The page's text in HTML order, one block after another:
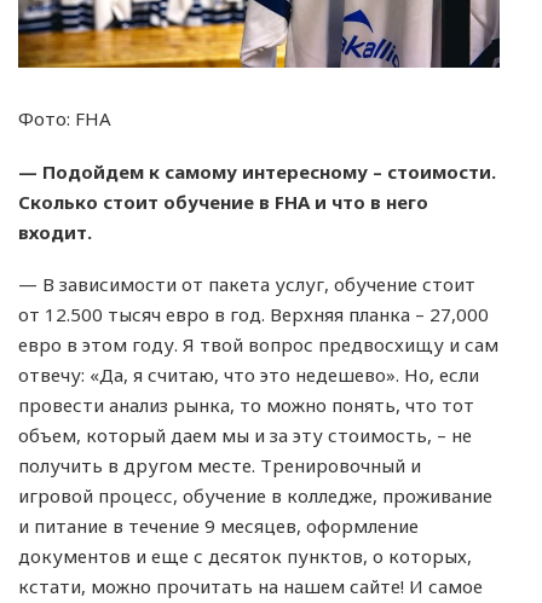
Фото: FHA
— Подойдем к самому интересному – стоимости.
Сколько стоит обучение в FHA и что в него
входит.
— В зависимости от пакета услуг, обучение стоит
от 12.500 тысяч евро в год. Верхняя планка – 27,000
евро в этом году. Я твой вопрос предвосхищу и сам
отвечу: «Да, я считаю, что это недешево». Но, если
провести анализ рынка, то можно понять, что тот
объем, который даем мы и за эту стоимость, – не
получить в другом месте. Тренировочный и
игровой процесс, обучение в колледже, проживание
и питание в течение 9 месяцев, оформление
документов и еще с десяток пунктов, о которых,
кстати, можно прочитать на нашем сайте! И самое